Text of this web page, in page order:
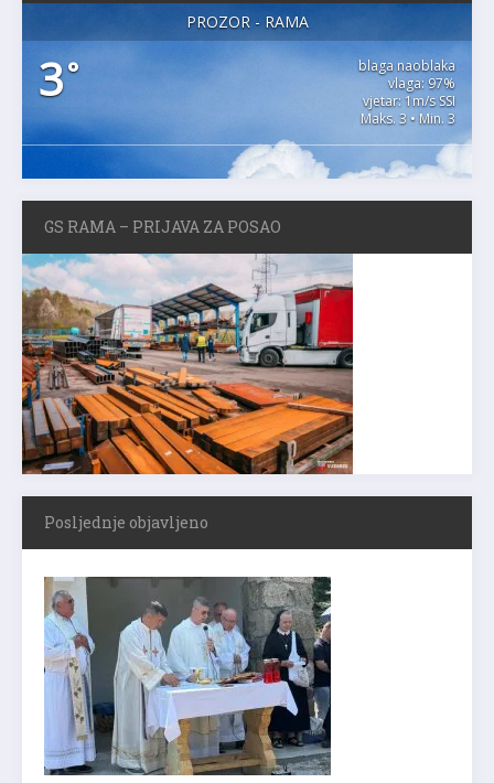
PROZOR - RAMA
3°
blaga naoblaka
vlaga: 97%
vjetar: 1m/s SSI
Maks. 3 • Min. 3
GS RAMA – PRIJAVA ZA POSAO
Posljednje objavljeno